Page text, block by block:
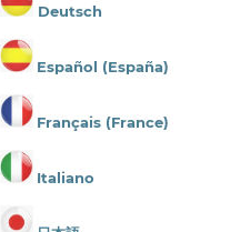
Deutsch
Español (España)
Français (France)
Italiano